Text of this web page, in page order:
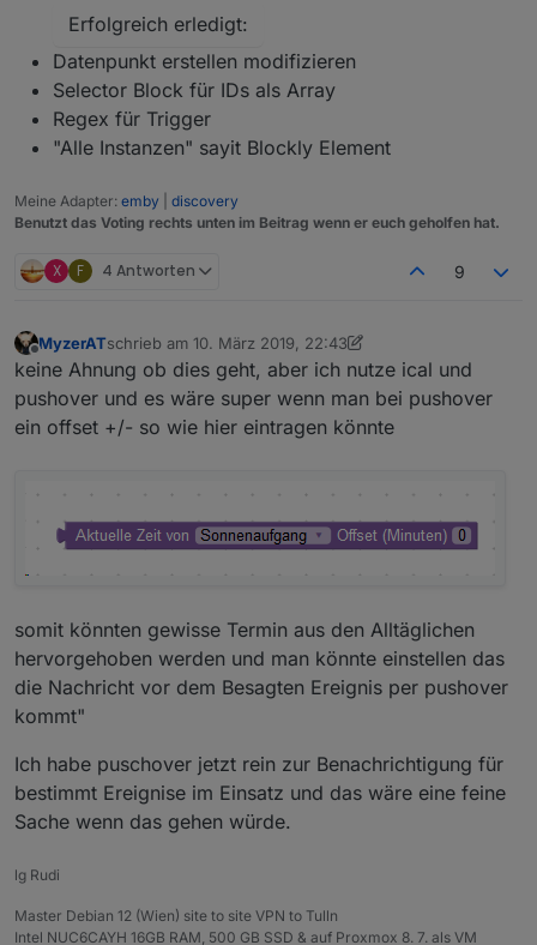
Erfolgreich erledigt:
Datenpunkt erstellen modifizieren
Selector Block für IDs als Array
Regex für Trigger
"Alle Instanzen" sayit Blockly Element
Meine Adapter: emby
discovery
Benutzt das Voting rechts unten im Beitrag wenn er euch geholfen hat.
X F 4 Antworten 9
Offline
MyzerATschrieb am 10. März 2019, 22:43
zuletzt editiert von MyzerAT3. Okt. 2019, 23:50
keine Ahnung ob dies geht, aber ich nutze ical und
pushover und es wäre super wenn man bei pushover
ein offset +/- so wie hier eintragen könnte
somit könnten gewisse Termin aus den Alltäglichen
hervorgehoben werden und man könnte einstellen das
die Nachricht vor dem Besagten Ereignis per pushover
kommt"
Ich habe puschover jetzt rein zur Benachrichtigung für
bestimmt Ereignise im Einsatz und das wäre eine feine
Sache wenn das gehen würde.
lg Rudi
Master Debian 12 (Wien) site to site VPN to Tulln
Intel NUC6CAYH 16GB RAM, 500 GB SSD & auf Proxmox 8. 7. als VM